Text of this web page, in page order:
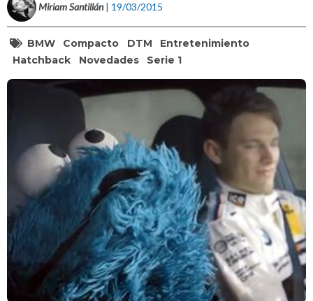
Miriam Santillán | 19/03/2015
BMW Compacto DTM
Entretenimiento
Hatchback
Novedades Serie 1